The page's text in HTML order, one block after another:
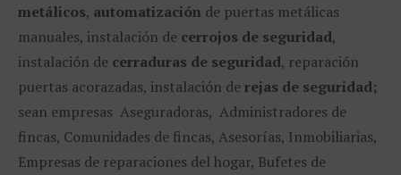
metálicos, automatización de puertas metálicas
manuales, instalación de cerrojos de seguridad,
instalación de cerraduras de seguridad, reparación
puertas acorazadas, instalación de rejas de seguridad;
sean empresas Aseguradoras, Administradores de
fincas, Comunidades de fincas, Asesorías, Inmobiliarias,
Empresas de reparaciones del hogar, Bufetes de